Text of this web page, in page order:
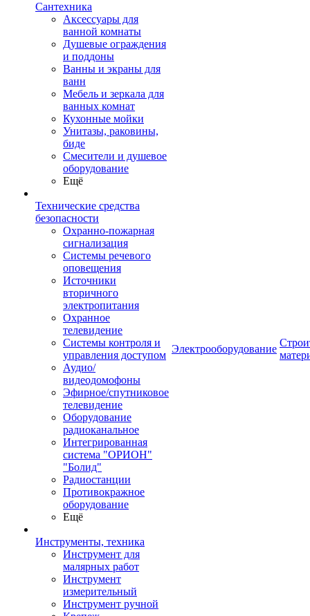
Сантехника
Аксессуары для
ванной комнаты
Душевые ограждения
и поддоны
Ванны и экраны для
ванн
Мебель и зеркала для
ванных комнат
Кухонные мойки
Унитазы, раковины,
биде
Смесители и душевое
оборудование
Ещё
Технические средства
безопасности
Охранно-пожарная
сигнализация
Системы речевого
оповещения
Источники
вторичного
электропитания
Охранное
телевидение
Системы контроля и
управления доступом
Аудио/
видеодомофоны
Эфирное/спутниковое
телевидение
Оборудование
радиоканальное
Интегрированная
система "ОРИОН"
"Болид"
Радиостанции
Противокражное
оборудование
Ещё
Инструменты, техника
Инструмент для
малярных работ
Инструмент
измерительный
Инструмент ручной
Электрооборудование